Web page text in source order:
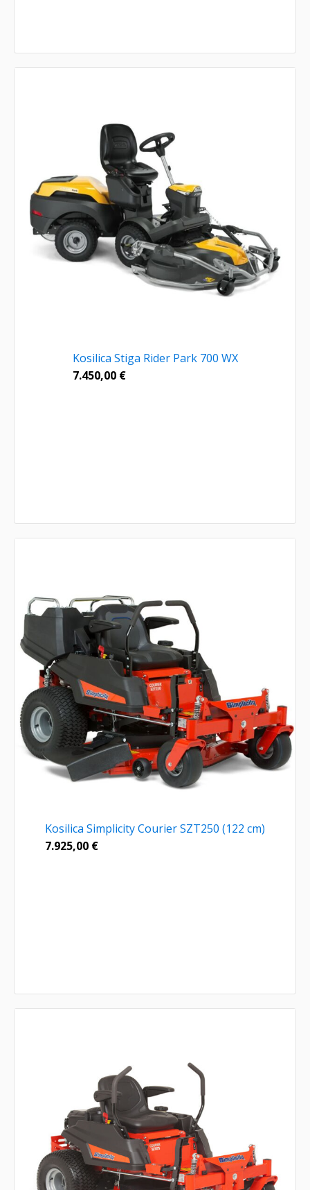
Kosilica Stiga Rider Park 700 WX
7.450,00 €
Kosilica Simplicity Courier SZT250 (122 cm)
7.925,00 €